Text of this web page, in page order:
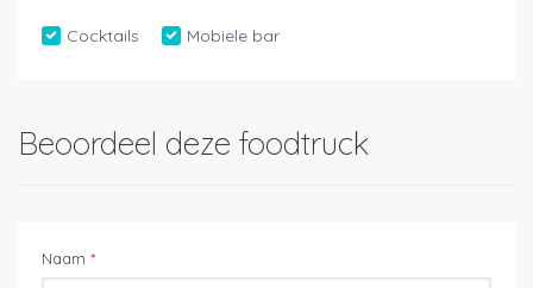
Cocktails Mobiele bar
Beoordeel deze foodtruck
Naam *